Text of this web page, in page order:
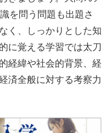
を問う問題も出題さ
く、しっかりとした知
に覚える学習では太刀
経緯や社会的背景、経
済全般に対する考察力